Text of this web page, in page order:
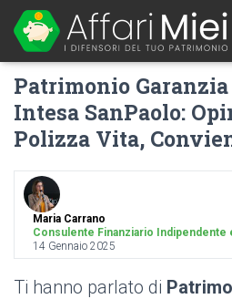
Patrimonio
Intesa SanPaolo:
Polizza Vita,
Maria Carrano
Consulente Finanziario
14 Gennaio 2025
Ti hanno parlato di